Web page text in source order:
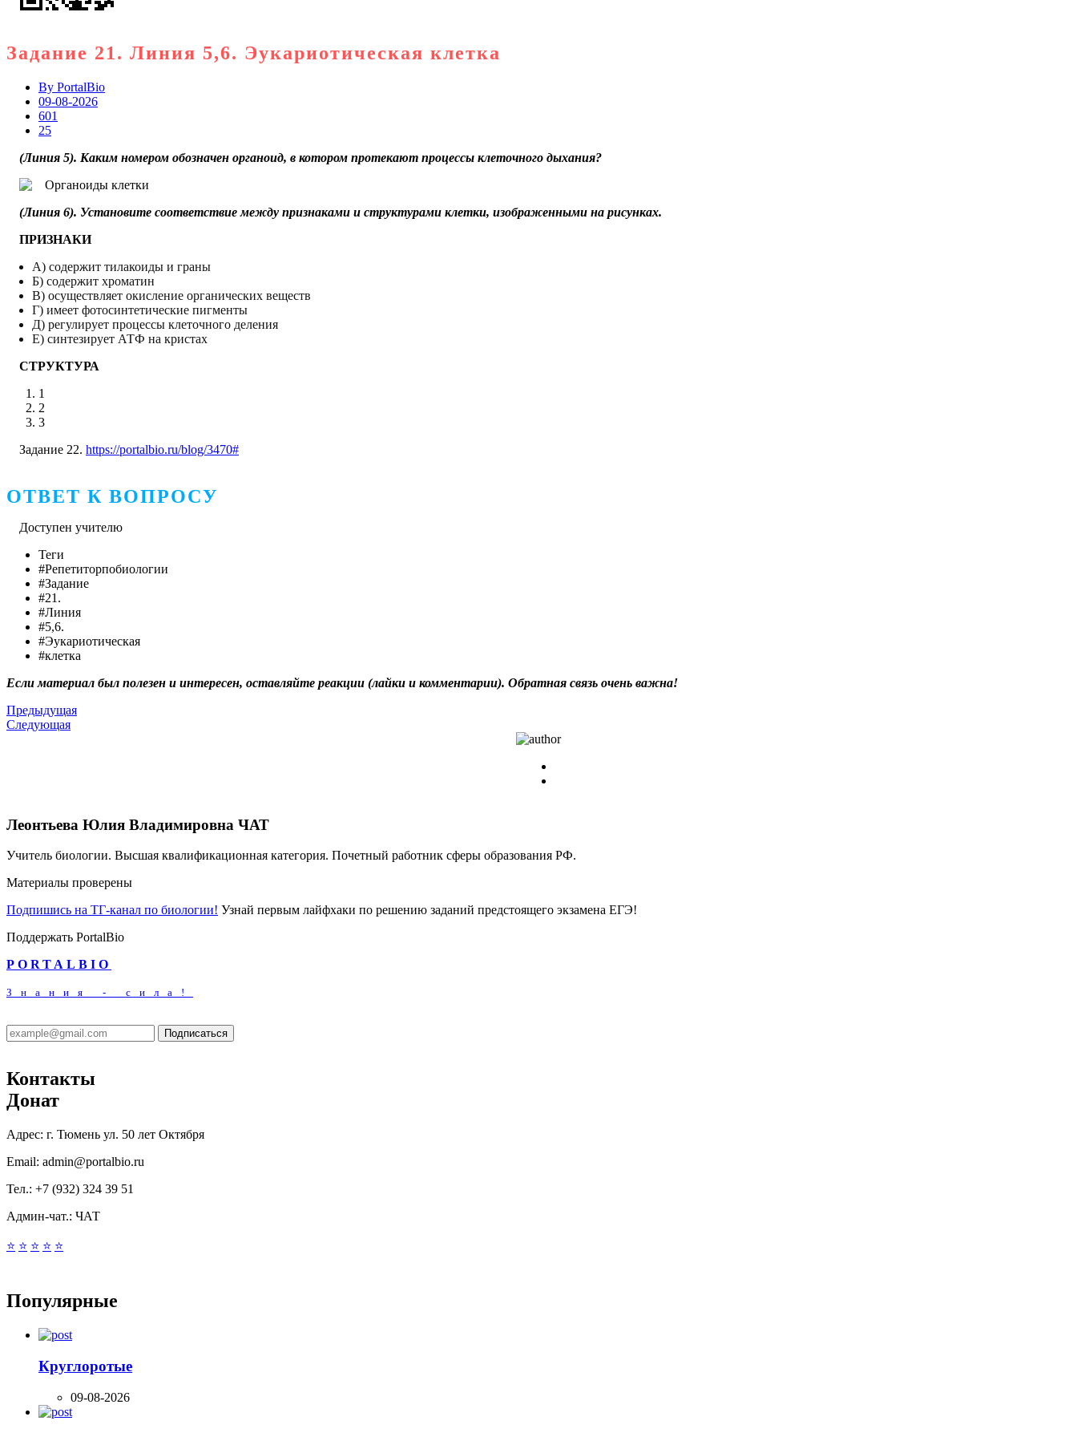
Задание 21. Линия 5,6. Эукариотическая клетка
By PortalBio
09-08-2026
601
25
(Линия 5). Каким номером обозначен органоид, в котором протекают процессы клеточного дыхания?
(Линия 6). Установите соответствие между признаками и структурами клетки, изображенными на рисунках.
ПРИЗНАКИ
А) содержит тилакоиды и граны
Б) содержит хроматин
В) осуществляет окисление органических веществ
Г) имеет фотосинтетические пигменты
Д) регулирует процессы клеточного деления
Е) синтезирует АТФ на кристах
СТРУКТУРА
1
2
3
Задание 22. https://portalbio.ru/blog/3470#
ОТВЕТ К ВОПРОСУ
Доступен учителю
Теги
#Репетиторпобиологии
#Задание
#21.
#Линия
#5,6.
#Эукариотическая
#клетка
Если материал был полезен и интересен, оставляйте реакции (лайки и комментарии). Обратная связь очень важна!
Предыдущая
Следующая
Леонтьева Юлия Владимировна ЧАТ
Учитель биологии. Высшая квалификационная категория. Почетный работник сферы образования РФ.
Материалы проверены
Подпишись на ТГ-канал по биологии! Узнай первым лайфхаки по решению заданий предстоящего экзамена ЕГЭ!
Поддержать PortalBio
PORTALBIO
Знания - сила!
Подписаться
Контакты
Донат
Адрес: г. Тюмень ул. 50 лет Октября
Email: admin@portalbio.ru
Тел.: +7 (932) 324 39 51
Админ-чат.: ЧАТ
⭐ ⭐ ⭐ ⭐ ⭐
Популярные
Круглоротые
09-08-2026